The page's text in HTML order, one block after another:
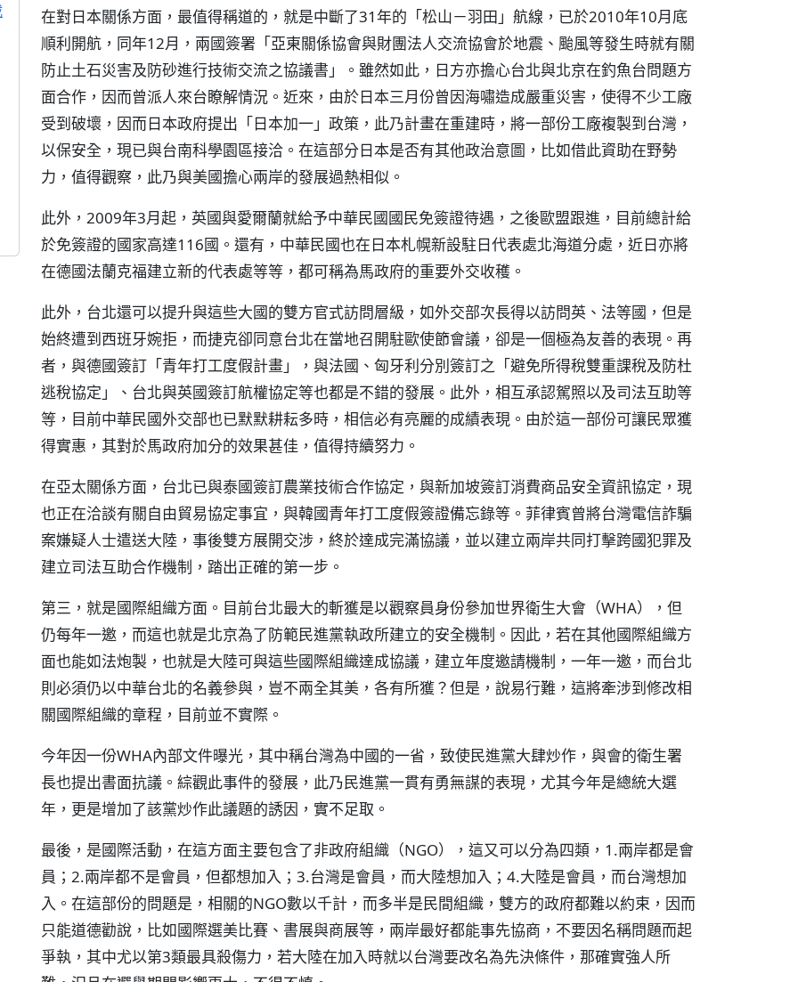
在對日本關係方面，最值得稱道的，就是中斷了31年的「松山－羽田」航線，已於2010年10月底
順利開航，同年12月，兩國簽署「亞東關係協會與財團法人交流協會於地震、颱風等發生時就有關
防止土石災害及防砂進行技術交流之協議書」。雖然如此，日方亦擔心台北與北京在釣魚台問題方
面合作，因而曾派人來台瞭解情況。近來，由於日本三月份曾因海嘯造成嚴重災害，使得不少工廠
受到破壞，因而日本政府提出「日本加一」政策，此乃計畫在重建時，將一部份工廠複製到台灣，
以保安全，現已與台南科學園區接洽。在這部分日本是否有其他政治意圖，比如借此資助在野勢
力，值得觀察，此乃與美國擔心兩岸的發展過熱相似。
此外，2009年3月起，英國與愛爾蘭就給予中華民國國民免簽證待遇，之後歐盟跟進，目前總計給
於免簽證的國家高達116國。還有，中華民國也在日本札幌新設駐日代表處北海道分處，近日亦將
在德國法蘭克福建立新的代表處等等，都可稱為馬政府的重要外交收穫。
此外，台北還可以提升與這些大國的雙方官式訪問層級，如外交部次長得以訪問英、法等國，但是
始終遭到西班牙婉拒，而捷克卻同意台北在當地召開駐歐使節會議，卻是一個極為友善的表現。再
者，與德國簽訂「青年打工度假計畫」，與法國、匈牙利分別簽訂之「避免所得稅雙重課稅及防杜
逃稅協定」、台北與英國簽訂航權協定等也都是不錯的發展。此外，相互承認駕照以及司法互助等
等，目前中華民國外交部也已默默耕耘多時，相信必有亮麗的成績表現。由於這一部份可讓民眾獲
得實惠，其對於馬政府加分的效果甚佳，值得持續努力。
在亞太關係方面，台北已與泰國簽訂農業技術合作協定，與新加坡簽訂消費商品安全資訊協定，現
也正在洽談有關自由貿易協定事宜，與韓國青年打工度假簽證備忘錄等。菲律賓曾將台灣電信詐騙
案嫌疑人士遣送大陸，事後雙方展開交涉，終於達成完滿協議，並以建立兩岸共同打擊跨國犯罪及
建立司法互助合作機制，踏出正確的第一步。
第三，就是國際組織方面。目前台北最大的斬獲是以觀察員身份參加世界衛生大會（WHA），但
仍每年一邀，而這也就是北京為了防範民進黨執政所建立的安全機制。因此，若在其他國際組織方
面也能如法炮製，也就是大陸可與這些國際組織達成協議，建立年度邀請機制，一年一邀，而台北
則必須仍以中華台北的名義參與，豈不兩全其美，各有所獲？但是，說易行難，這將牽涉到修改相
關國際組織的章程，目前並不實際。
今年因一份WHA內部文件曝光，其中稱台灣為中國的一省，致使民進黨大肆炒作，與會的衛生署
長也提出書面抗議。綜觀此事件的發展，此乃民進黨一貫有勇無謀的表現，尤其今年是總統大選
年，更是增加了該黨炒作此議題的誘因，實不足取。
最後，是國際活動，在這方面主要包含了非政府組織（NGO），這又可以分為四類，1.兩岸都是會
員；2.兩岸都不是會員，但都想加入；3.台灣是會員，而大陸想加入；4.大陸是會員，而台灣想加
入。在這部份的問題是，相關的NGO數以千計，而多半是民間組織，雙方的政府都難以約束，因而
只能道德勸說，比如國際選美比賽、書展與商展等，兩岸最好都能事先協商，不要因名稱問題而起
爭執，其中尤以第3類最具殺傷力，若大陸在加入時就以台灣要改名為先決條件，那確實強人所